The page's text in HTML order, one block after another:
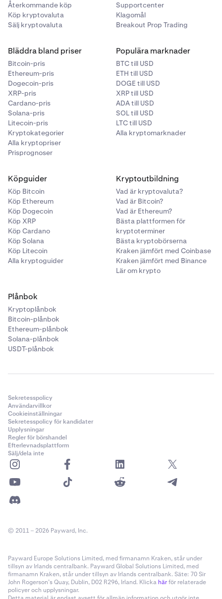
Återkommande köp
Köp kryptovaluta
Sälj kryptovaluta
Supportcenter
Klagomål
Breakout Prop Trading
Bläddra bland priser
Bitcoin-pris
Ethereum-pris
Dogecoin-pris
XRP-pris
Cardano-pris
Solana-pris
Litecoin-pris
Kryptokategorier
Alla kryptopriser
Prisprognoser
Populära marknader
BTC till USD
ETH till USD
DOGE till USD
XRP till USD
ADA till USD
SOL till USD
LTC till USD
Alla kryptomarknader
Köpguider
Köp Bitcoin
Köp Ethereum
Köp Dogecoin
Köp XRP
Köp Cardano
Köp Solana
Köp Litecoin
Alla kryptoguider
Kryptoutbildning
Vad är kryptovaluta?
Vad är Bitcoin?
Vad är Ethereum?
Bästa plattformen för
kryptoterminer
Bästa kryptobörserna
Kraken jämfört med Coinbase
Kraken jämfört med Binance
Lär om krypto
Plånbok
Kryptoplånbok
Bitcoin-plånbok
Ethereum-plånbok
Solana-plånbok
USDT-plånbok
Sekretesspolicy
Användarvillkor
Cookieinställningar
Sekretesspolicy för kandidater
Upplysningar
Regler för börshandel
Efterlevnadsplattform
Sälj/dela inte
© 2011 – 2026 Payward, Inc.
Payward Europe Solutions Limited, med firmanamn Kraken, står under
tillsyn av Irlands centralbank. Payward Global Solutions Limited, med
firmanamn Kraken, står under tillsyn av Irlands centralbank. Säte: 70 Sir
John Rogerson’s Quay, Dublin, D02 R296, Irland. Klicka härför relaterade
policyer och upplysningar.